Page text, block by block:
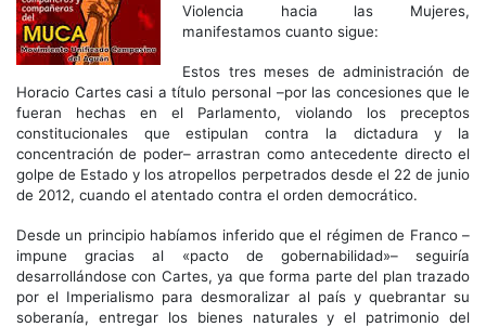
Violencia hacia las Mujeres,
manifestamos cuanto sigue:
Estos tres meses de administración de
Horacio Cartes casi a título personal –por las concesiones que le
fueran hechas en el Parlamento, violando los preceptos
constitucionales que estipulan contra la dictadura y la
concentración de poder– arrastran como antecedente directo el
golpe de Estado y los atropellos perpetrados desde el 22 de junio
de 2012, cuando el atentado contra el orden democrático.
Desde un principio habíamos inferido que el régimen de Franco –
impune gracias al «pacto de gobernabilidad»– seguiría
desarrollándose con Cartes, ya que forma parte del plan trazado
por el Imperialismo para desmoralizar al país y quebrantar su
soberanía, entregar los bienes naturales y el patrimonio del